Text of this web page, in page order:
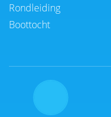
Rondleiding
Boottocht